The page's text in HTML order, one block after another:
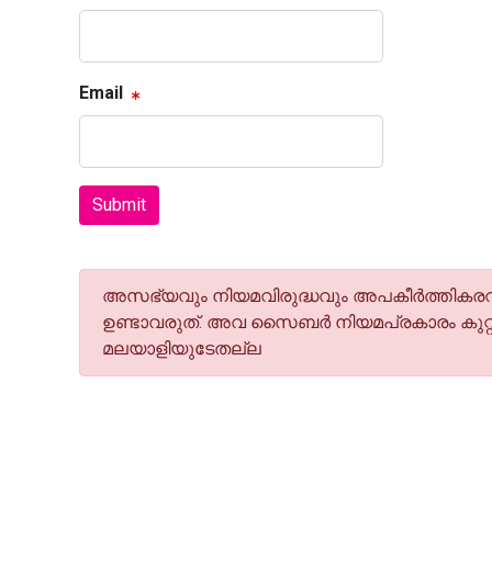
Email
Submit
അസഭ്യവും നിയമവിരുദ്ധവും
ഉണ്ടാവരുത്. അവ സൈബര്‍ നിയമപ്രകാരം
മലയാളിയുടേതല്ല